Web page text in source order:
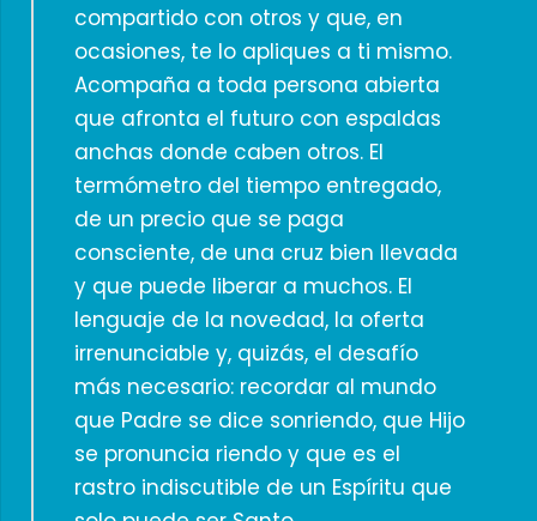
compartido con otros y que, en
ocasiones, te lo apliques a ti mismo.
Acompaña a toda persona abierta
que afronta el futuro con espaldas
anchas donde caben otros. El
termómetro del tiempo entregado,
de un precio que se paga
consciente, de una cruz bien llevada
y que puede liberar a muchos. El
lenguaje de la novedad, la oferta
irrenunciable y, quizás, el desafío
más necesario: recordar al mundo
que Padre se dice sonriendo, que Hijo
se pronuncia riendo y que es el
rastro indiscutible de un Espíritu que